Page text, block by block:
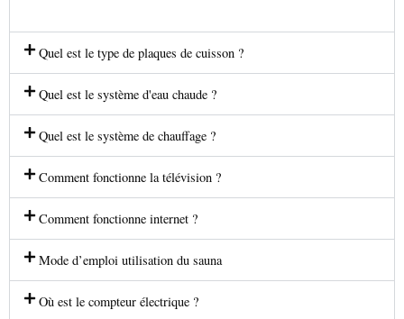
Quel est le type de plaques de cuisson ?
Quel est le système d'eau chaude ?
Quel est le système de chauffage ?
Comment fonctionne la télévision ?
Comment fonctionne internet ?
Mode d’emploi utilisation du sauna
Où est le compteur électrique ?